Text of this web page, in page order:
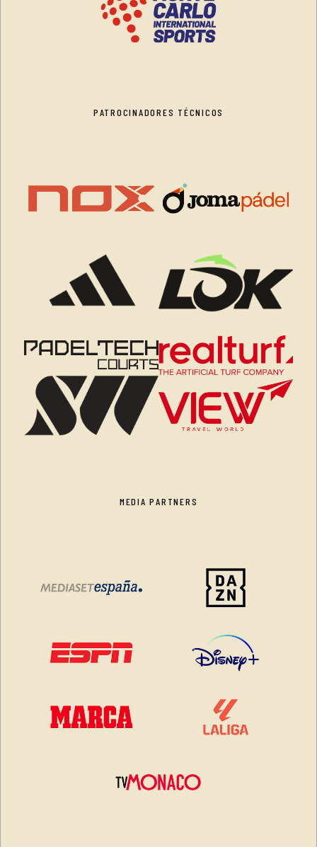
PATROCINADORES TÉCNICOS
MEDIA PARTNERS